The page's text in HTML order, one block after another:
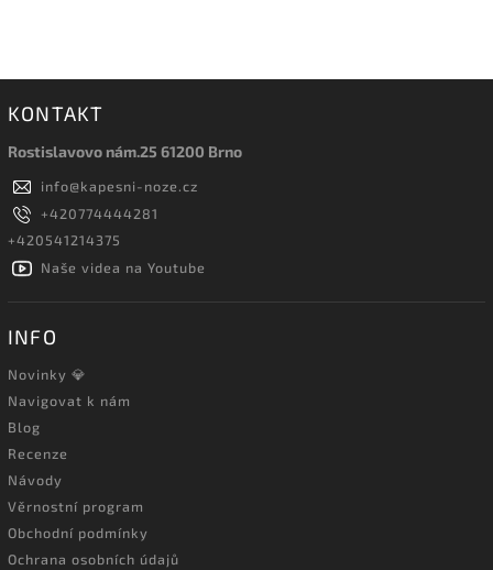
KONTAKT
Rostislavovo nám.25 61200 Brno
info@kapesni-noze.cz
+420774444281
+420541214375
Naše videa na Youtube
INFO
Novinky 💎
Navigovat k nám
Blog
Recenze
Návody
Věrnostní program
Obchodní podmínky
Ochrana osobních údajů